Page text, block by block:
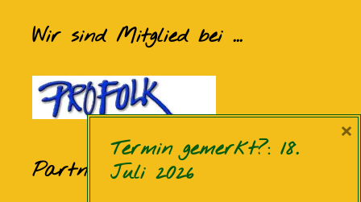
Wir sind Mitglied bei ...
Partner und Sponsoren
Termin gemerkt?: 18.
Juli 2026
×